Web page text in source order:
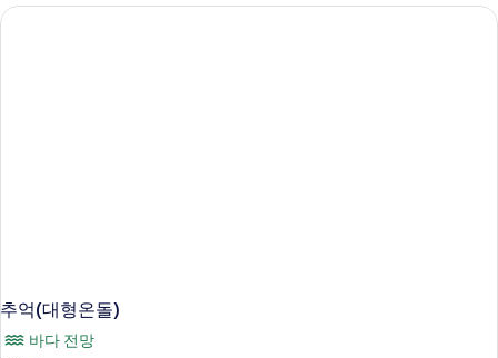
모
실
1,
추억(대형온돌)
바다 전망